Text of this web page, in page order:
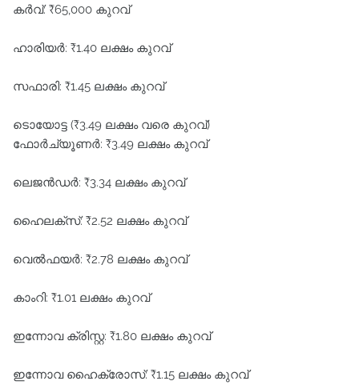
കർവ്: ₹65,000 കുറവ്
ഹാരിയർ: ₹1.40 ലക്ഷം കുറവ്
സഫാരി: ₹1.45 ലക്ഷം കുറവ്
ടൊയോട്ട (₹3.49 ലക്ഷം വരെ കുറവ്)
ഫോർച്യൂണർ: ₹3.49 ലക്ഷം കുറവ്
ലെജൻഡർ: ₹3.34 ലക്ഷം കുറവ്
ഹൈലക്സ്: ₹2.52 ലക്ഷം കുറവ്
വെൽഫയർ: ₹2.78 ലക്ഷം കുറവ്
കാംറി: ₹1.01 ലക്ഷം കുറവ്
ഇന്നോവ ക്രിസ്റ്റ: ₹1.80 ലക്ഷം കുറവ്
ഇന്നോവ ഹൈക്രോസ്: ₹1.15 ലക്ഷം കുറവ്